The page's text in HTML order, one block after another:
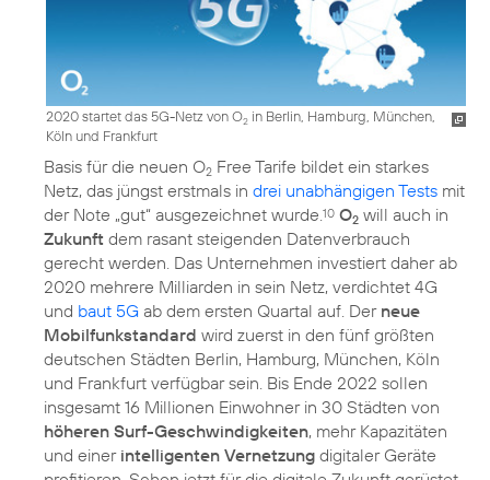
2020 startet das 5G-Netz von O2 in Berlin, Hamburg, München,
Köln und Frankfurt
Basis für die neuen O2 Free Tarife bildet ein starkes
Netz, das jüngst erstmals in drei unabhängigen Tests mit
der Note „gut“ ausgezeichnet wurde. 10 O2 will auch in
Zukunft dem rasant steigenden Datenverbrauch
gerecht werden. Das Unternehmen investiert daher ab
2020 mehrere Milliarden in sein Netz, verdichtet 4G
und baut 5G ab dem ersten Quartal auf. Der neue
Mobilfunkstandard wird zuerst in den fünf größten
deutschen Städten Berlin, Hamburg, München, Köln
und Frankfurt verfügbar sein. Bis Ende 2022 sollen
insgesamt 16 Millionen Einwohner in 30 Städten von
höheren Surf-Geschwindigkeiten, mehr Kapazitäten
und einer intelligenten Vernetzung digitaler Geräte